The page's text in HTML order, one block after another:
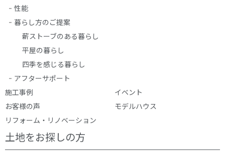
性能
暮らし方のご提案
薪ストーブのある暮らし
平屋の暮らし
四季を感じる暮らし
アフターサポート
施工事例
イベント
お客様の声
モデルハウス
リフォーム・リノベーション
土地をお探しの方